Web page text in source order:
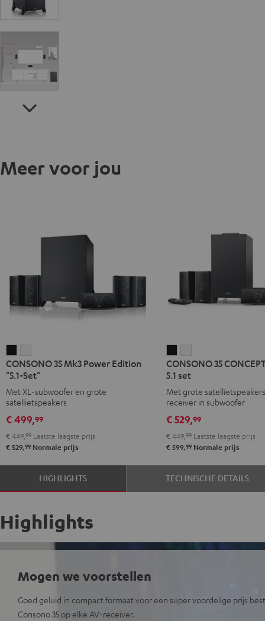
Meer voor jou
35
Mk3
Power
Edition
"5.1-
Set"
Zwart
35
Mk3
Power
Edition
"5.1-
Set"
Wit
CONSONO 35 Mk3 Power Edition
"5.1-Set"
Met XL-subwoofer en grote
satellietspeakers
€ 499,99
€ 449, 99 Laatste laagste prijs
€ 529,99 Normale prijs
35
CONCEPT
Surround
5.1
set
Zwart
35
CONCEPT
Surround
5.1
set
Wit
CONSONO 35
5.1 set
Met grote
receiver in subwoofer
€ 529,99
€ 449, 99Laatste laagste prijs
€ 599,99Normale prijs
HIGHLIGHTS TECHNISCHE DETAILS
Highlights
Mogen we voorstellen
Goed geluid in compact formaat voor een super voordelige prijs
Consono 35 op elke AV-receiver.